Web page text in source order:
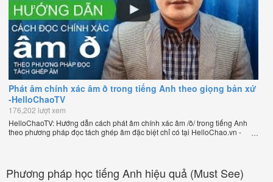
Phát âm chính xác âm ð trong tiếng Anh theo giọng bản xứ
-HelloChaoTV
176,202 lượt xem
HelloChaoTV: Hướng dẫn cách phát âm chính xác âm /ð/ trong tiếng Anh
theo phương pháp đọc tách ghép âm đặc biệt chỉ có tại HelloChao.vn -
chẽ nhất thế giới.
Phương pháp học tiếng Anh hiệu quả (Must See)